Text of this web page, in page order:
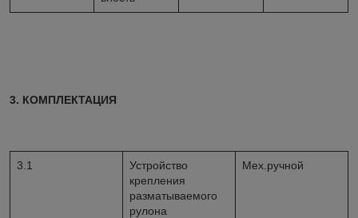
3. КОМПЛЕКТАЦИЯ
3.1
Устройство
крепления
разматываемого
рулона
Мех.ручной